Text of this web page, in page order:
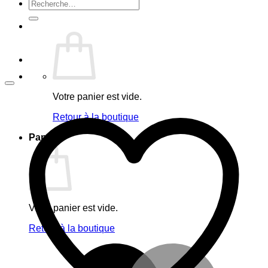
Recherche
pour :
Votre panier est vide.
Retour à la boutique
Panier
Votre panier est vide.
Retour à la boutique